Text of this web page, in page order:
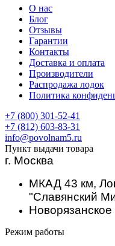
О нас
Блог
Отзывы
Гарантии
Контакты
Доставка и оплата
Производители
Распродажа лодок
Политика
+7 (800) 301-52-41
+7 (812) 603-83-31
info@povolnam5.ru
Пункт выдачи товара
г. Москва
МКАД 43 км,
"Славянский
Режим работы